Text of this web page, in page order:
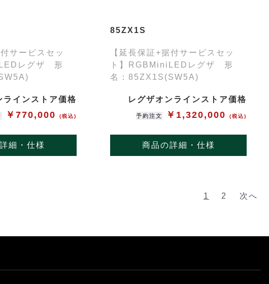
サービスセッ
レグザ 形
ラインストア価格
￥770,000(税込)
細・仕様
85ZX1S
【延長保証+据付サービスセッ
ト】RGBMiniLEDレグザ 形
名：85ZX1S(SW5A)
レグザオンラインストア価格
予約注文 ￥1,320,000(税込)
商品の詳細・仕様
1 2 次へ